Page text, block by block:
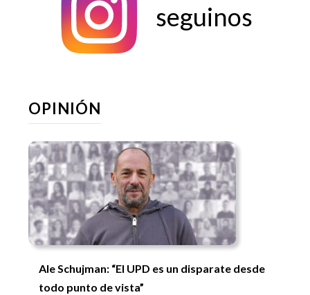
seguinos
OPINIÓN
Ale Schujman: “El UPD es un disparate desde
todo punto de vista”